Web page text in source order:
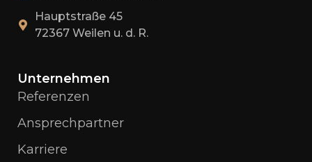
Hauptstraße 45
72367 Weilen u. d. R.
Unternehmen
Referenzen
Ansprechpartner
Karriere